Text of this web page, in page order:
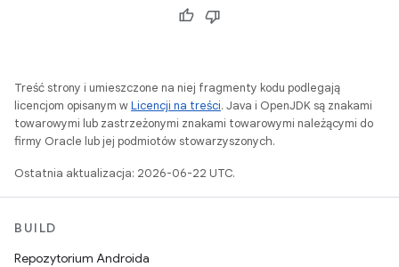
Treść strony i umieszczone na niej fragmenty kodu podlegają
licencjom opisanym wLicencji na treści. Java i OpenJDK są znakami
towarowymi lub zastrzeżonymi znakami towarowymi należącymi do
firmy Oracle lub jej podmiotów stowarzyszonych.
Ostatnia aktualizacja: 2026-06-22 UTC.
BUILD
Repozytorium Androida